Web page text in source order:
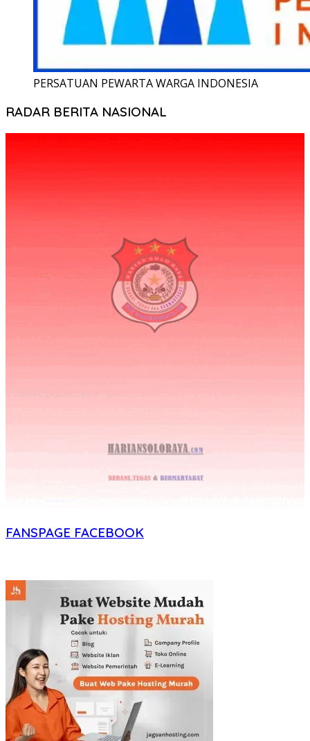
PERSATUAN PEWARTA WARGA INDONESIA
RADAR BERITA NASIONAL
FANSPAGE FACEBOOK